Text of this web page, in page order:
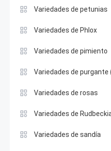
Variedades de petunias
Variedades de Phlox
Variedades de pimiento
Variedades de purgante
Variedades de rosas
Variedades de
Variedades de sandía